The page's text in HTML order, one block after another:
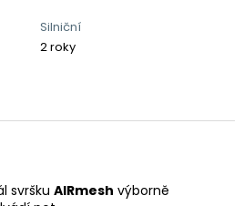
Silniční
2 roky
svršku AIRmesh výborně